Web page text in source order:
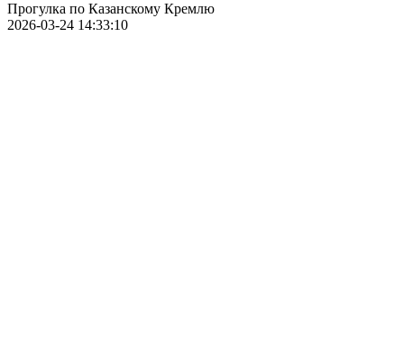
Прогулка по Казанскому Кремлю
2026-03-24 14:33:10